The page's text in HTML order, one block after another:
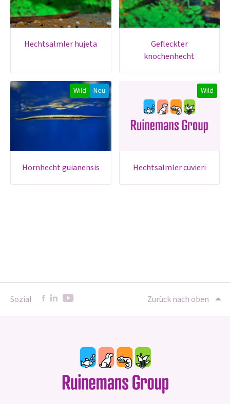
hechtsalmler hujeta
gefleckter
knochenhecht
Wild Neu
hornhecht guianensis
Wild
hechtsalmler cuvieri
Sozial Zurück nach oben